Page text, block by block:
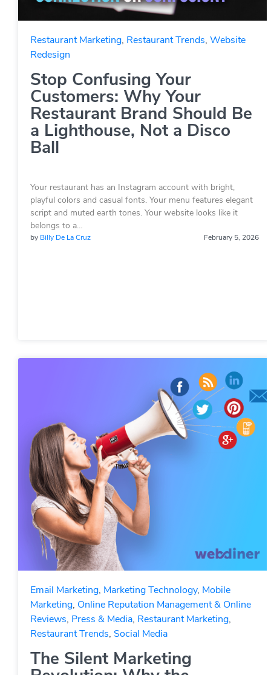
Restaurant Marketing, Restaurant Trends, Website
Redesign
Stop Confusing Your
Customers: Why Your
Restaurant Brand Should Be
a Lighthouse, Not a Disco
Ball
Your restaurant has an Instagram account with bright,
playful colors and casual fonts. Your menu features elegant
script and muted earth tones. Your website looks like it
belongs to a…
by Billy De La Cruz February 5, 2026
Email Marketing, Marketing Technology, Mobile
Marketing, Online Reputation Management & Online
Reviews, Press & Media, Restaurant Marketing,
Restaurant Trends, Social Media
The Silent Marketing